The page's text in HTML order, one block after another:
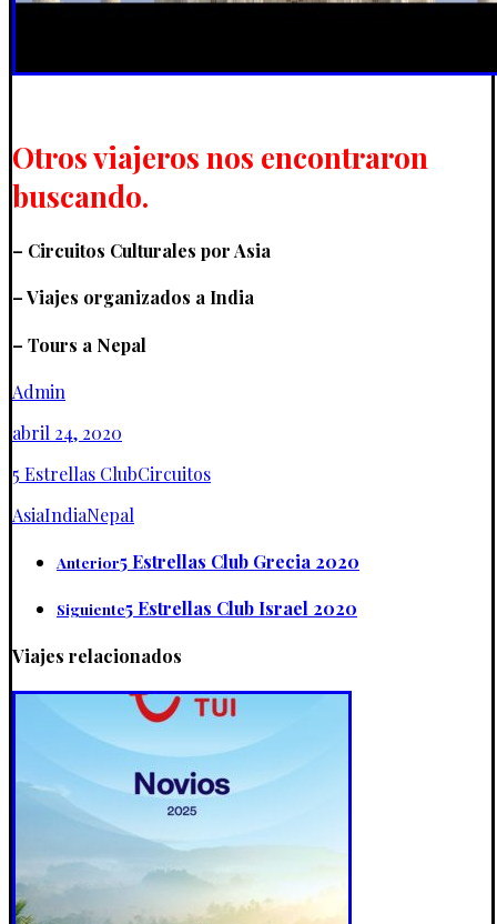
Otros viajeros nos encontraron
buscando.
– Circuitos Culturales por Asia
– Viajes organizados a India
– Tours a Nepal
Admin
abril 24, 2020
5 Estrellas ClubCircuitos
AsiaIndiaNepal
Anterior5 Estrellas Club Grecia 2020
Siguiente5 Estrellas Club Israel 2020
Viajes relacionados